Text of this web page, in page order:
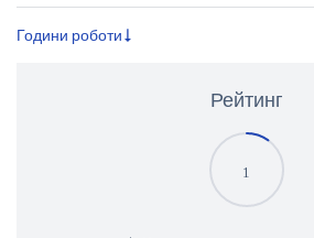
Години роботи
Рейтинг
1